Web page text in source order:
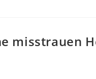
misstrauen